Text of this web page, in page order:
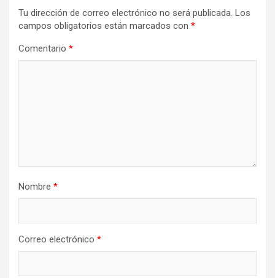
Tu dirección de correo electrónico no será publicada. Los
campos obligatorios están marcados con *
Comentario *
Nombre *
Correo electrónico *